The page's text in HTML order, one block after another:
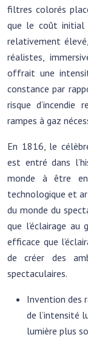
filtres colorés
que le coût initial
relativement
réalistes,
offrait une
constance par
risque d’incendie
rampes à gaz
En 1816, le
est entré dans
monde à être
technologique et
du monde du
que l’éclairage
efficace que
de créer des
spectaculaires.
Invention des
de l’intensité
lumière plus